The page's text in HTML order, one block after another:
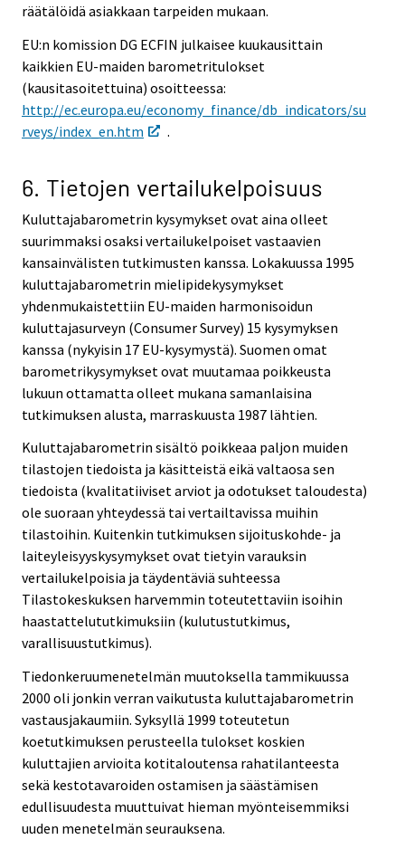
räätälöidä asiakkaan tarpeiden mukaan.
EU:n komission DG ECFIN julkaisee kuukausittain
kaikkien EU-maiden barometritulokset
(kausitasoitettuina) osoitteessa:
http://ec.europa.eu/economy_finance/db_indicators/su
rveys/index_en.htm
.
6. Tietojen vertailukelpoisuus
Kuluttajabarometrin kysymykset ovat aina olleet
suurimmaksi osaksi vertailukelpoiset vastaavien
kansainvälisten tutkimusten kanssa. Lokakuussa 1995
kuluttajabarometrin mielipidekysymykset
yhdenmukaistettiin EU-maiden harmonisoidun
kuluttajasurveyn (Consumer Survey) 15 kysymyksen
kanssa (nykyisin 17 EU-kysymystä). Suomen omat
barometrikysymykset ovat muutamaa poikkeusta
lukuun ottamatta olleet mukana samanlaisina
tutkimuksen alusta, marraskuusta 1987 lähtien.
Kuluttajabarometrin sisältö poikkeaa paljon muiden
tilastojen tiedoista ja käsitteistä eikä valtaosa sen
tiedoista (kvalitatiiviset arviot ja odotukset taloudesta)
ole suoraan yhteydessä tai vertailtavissa muihin
tilastoihin. Kuitenkin tutkimuksen sijoituskohde- ja
laiteyleisyyskysymykset ovat tietyin varauksin
vertailukelpoisia ja täydentäviä suhteessa
Tilastokeskuksen harvemmin toteutettaviin isoihin
haastattelututkimuksiin (kulutustutkimus,
varallisuustutkimus).
Tiedonkeruumenetelmän muutoksella tammikuussa
2000 oli jonkin verran vaikutusta kuluttajabarometrin
vastausjakaumiin. Syksyllä 1999 toteutetun
koetutkimuksen perusteella tulokset koskien
kuluttajien arvioita kotitaloutensa rahatilanteesta
sekä kestotavaroiden ostamisen ja säästämisen
edullisuudesta muuttuivat hieman myönteisemmiksi
uuden menetelmän seurauksena.